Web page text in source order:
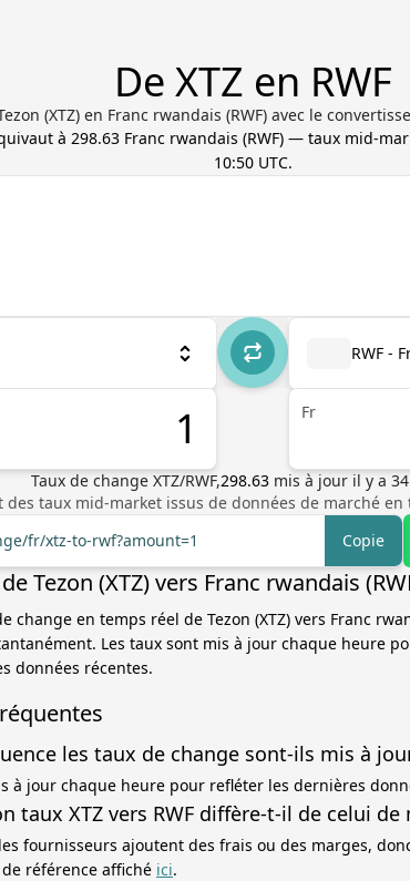
De XTZ en RWF
(XTZ) en Franc rwandais (RWF) avec le
à 298.63 Franc rwandais (RWF) — taux mid-
10:50 UTC.
RWF -
Fr
Taux de change XTZ/RWF,298.63 mis à jour il y a 34
des taux mid-market issus de données de marché
fr/xtz-to-rwf?amount=1
Copie
Tezon (XTZ) vers Franc rwandais
change en temps réel de Tezon (XTZ) vers Franc
Les taux sont mis à jour chaque heure
données récentes.
les taux de change sont-ils mis à
à jour chaque heure pour refléter les dernières
taux XTZ vers RWF diffère-t-il de celui de
fournisseurs ajoutent des frais ou des marges,
référence affiché ici.